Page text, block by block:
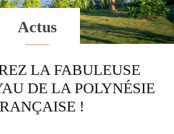
Actus
LA FABULEUSE
DE LA POLYNÉSIE
!